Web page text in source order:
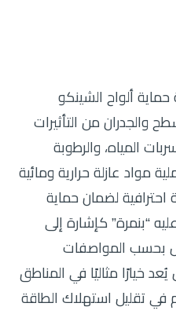
ألواح الشينكو
والجدران من التأثيرات
المياه، والرطوبة
مواد عازلة حرارية ومائية
لضمان حماية
“بنمرة” كإشارة إلى
بحسب المواصفات
خيارًا مثاليًا في المناطق
في تقليل استهلاك الطاقة